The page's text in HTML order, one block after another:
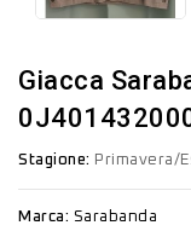
Giacca
Stagione: Primavera/
Marca: Sarabanda